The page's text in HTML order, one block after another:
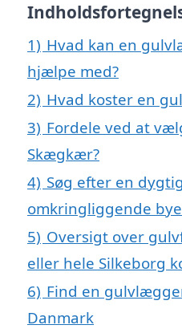
1) Hvad kan en
hjælpe med?
2) Hvad koster en
3) Fordele ved at
Skægkær?
4) Søg efter en
omkringliggende
5) Oversigt over
eller hele Silkeborg
6) Find en
Danmark